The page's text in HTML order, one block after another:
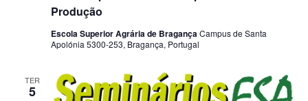
Produção
Escola Superior Agrária de Bragança Campus de Santa
Apolónia 5300-253, Bragança, Portugal
TER
5